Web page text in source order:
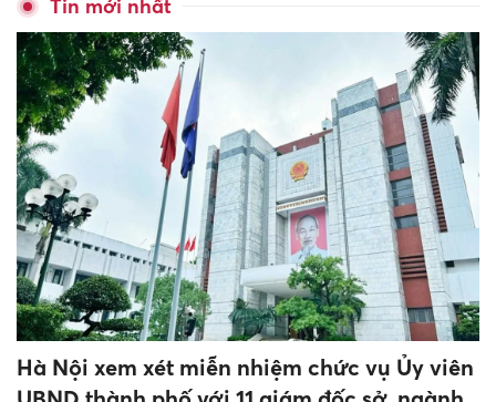
Điểm chuẩn Đại học Xây dựng
Hà Nội tăng, cao nhất 28 điểm
Giáo dục trước thềm năm học
mới: Tái cấu trúc mạng lưới,
đổi mới tư duy quản trị